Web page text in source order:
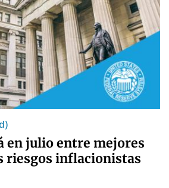
en julio entre mejores
riesgos inflacionistas